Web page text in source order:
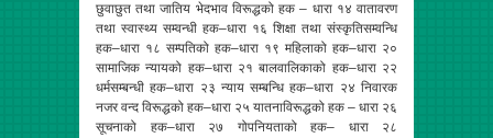
छुवाछुत तथा जातिय भेदभाव विरूद्धको हक – धारा १४ वातावरण
तथा स्वास्थ्य सम्वन्धी हक–धारा १६ शिक्षा तथा संस्कृतिसम्वन्धि
हक–धारा १८ सम्पतिको हक–धारा १९ महिलाको हक–धारा २०
सामाजिक न्यायको हक–धारा २१ बालवालिकाको हक–धारा २२
धर्मसम्बन्धी हक–धारा २३ न्याय सम्बन्धि हक–धारा २४ निवारक
नजर वन्द विरूद्धको हक–धारा २५ यातनाविरूद्धको हक – धारा २६
सूचनाको हक–धारा २७ गोपनियताको हक– धारा २८